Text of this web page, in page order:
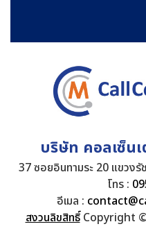
บริษัท คอลเซ็น
37 ซอยอินทามระ 20 แขวง
โทร :
อีเมล :
สงวนลิขสิทธิ์Copyright ©